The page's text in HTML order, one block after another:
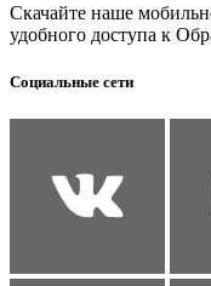
Скачайте наше
удобного доступа к
Социальные сети